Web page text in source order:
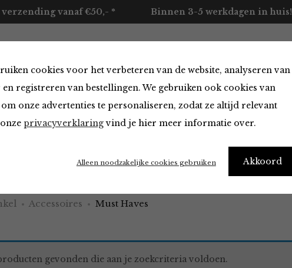
cookies voor het verbeteren van de website, analyseren van
en registreren van bestellingen. We gebruiken ook cookies van
onze advertenties te personaliseren, zodat ze altijd relevant
privacyverklaringvind je hier meer informatie over.
Akkoord
Alleen noodzakelijke cookies gebruiken
verzending vanaf €50,- * Binnen 3-5 werkdagen in huis!
Merken Over ons Contact
Accessoires Must Haves
gevonden die aan je zoekcriteria voldoen.